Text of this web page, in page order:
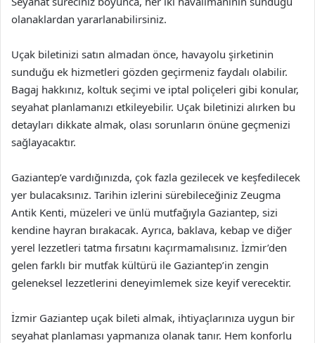
olanaklardan yararlanabilirsiniz.
Uçak biletinizi satın almadan önce, havayolu şirketinin
sunduğu ek hizmetleri gözden geçirmeniz faydalı olabilir.
Bagaj hakkınız, koltuk seçimi ve iptal poliçeleri gibi konular,
seyahat planlamanızı etkileyebilir. Uçak biletinizi alırken bu
detayları dikkate almak, olası sorunların önüne geçmenizi
sağlayacaktır.
Gaziantep’e vardığınızda, çok fazla gezilecek ve keşfedilecek
yer bulacaksınız. Tarihin izlerini sürebileceğiniz Zeugma
Antik Kenti, müzeleri ve ünlü mutfağıyla Gaziantep, sizi
kendine hayran bırakacak. Ayrıca, baklava, kebap ve diğer
yerel lezzetleri tatma fırsatını kaçırmamalısınız. İzmir’den
gelen farklı bir mutfak kültürü ile Gaziantep’in zengin
geleneksel lezzetlerini deneyimlemek size keyif verecektir.
İzmir Gaziantep uçak bileti almak, ihtiyaçlarınıza uygun bir
seyahat planlaması yapmanıza olanak tanır. Hem konforlu